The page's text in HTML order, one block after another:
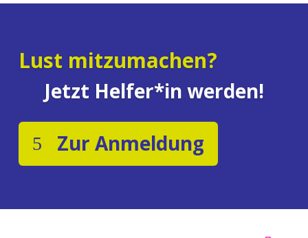
Lust mitzumachen?
Jetzt Helfer*in werden!
Zur Anmeldung